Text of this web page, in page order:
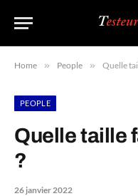
Home » People » Quelle
PEOPLE
Quelle taille
?
26 janvier 2022